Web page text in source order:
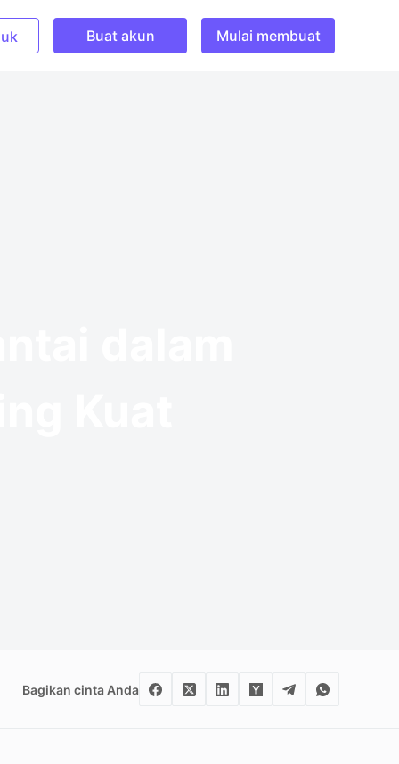
Buat akun Mulai membuat
Bagikan cinta Anda